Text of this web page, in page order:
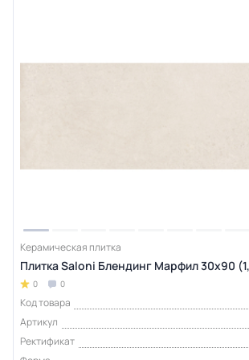
Керамическая плитка
Плитка Saloni Блендинг Марфил 30x90
0 0
Код товара
Артикул
Ректификат